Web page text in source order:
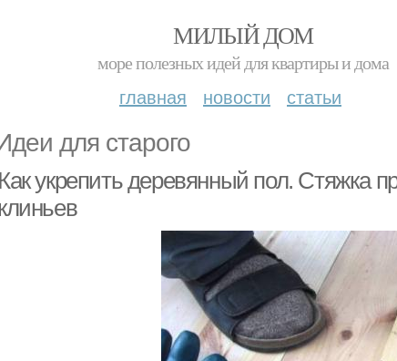
МИЛЫЙ ДОМ
море полезных идей для квартиры и дома
главная новости статьи
для старого
Как укрепить деревянный пол. Стяжка